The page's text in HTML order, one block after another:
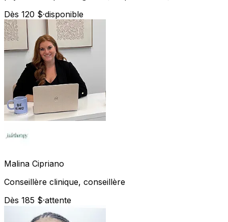
Dès 120 $·disponible
Malina Cipriano
Conseillère clinique, conseillère
Dès 185 $·attente